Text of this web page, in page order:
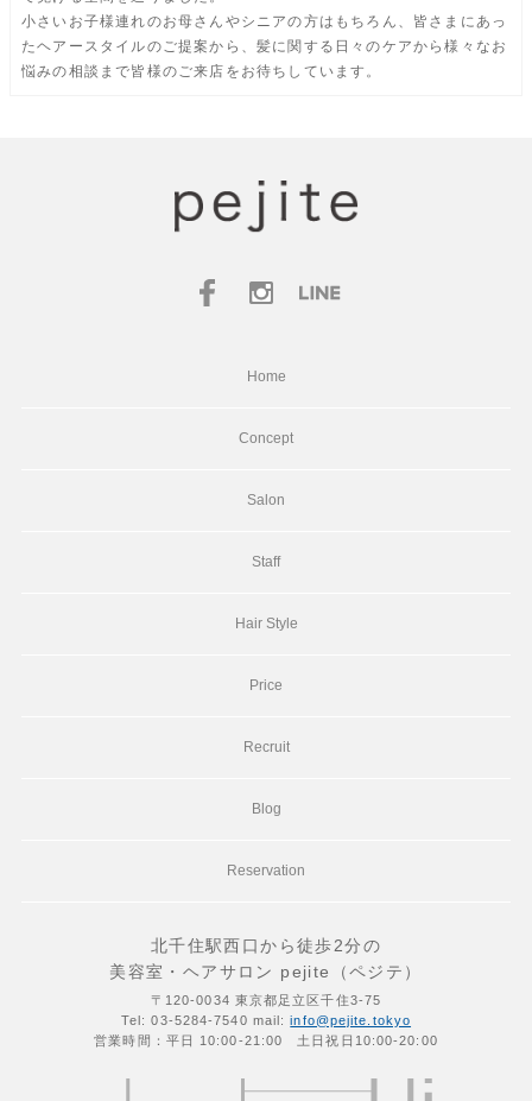
小さいお子様連れのお母さんやシニアの方はもちろん、皆さまにあっ
たヘアースタイルのご提案から、髪に関する日々のケアから様々なお
悩みの相談まで皆様のご来店をお待ちしています。
Home
Concept
Salon
Staff
Hair Style
Price
Recruit
Blog
Reservation
北千住駅西口から徒歩2分の
美容室・ヘアサロン pejite（ペジテ）
〒120-0034 東京都足立区千住3-75
Tel: 03-5284-7540 mail:info@pejite.tokyo
営業時間：平日 10:00-21:00 土日祝日10:00-20:00